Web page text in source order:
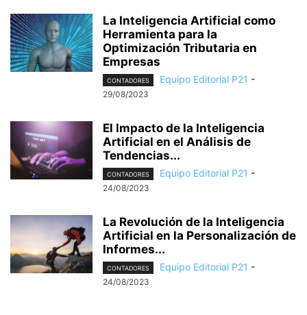
La Inteligencia Artificial como
Herramienta para la
Optimización Tributaria en
Empresas
CONTADORES Equipo Editorial P21 -
29/08/2023
El Impacto de la Inteligencia
Artificial en el Análisis de
Tendencias...
CONTADORES Equipo Editorial P21 -
24/08/2023
La Revolución de la Inteligencia
Artificial en la Personalización de
Informes...
CONTADORES Equipo Editorial P21 -
24/08/2023